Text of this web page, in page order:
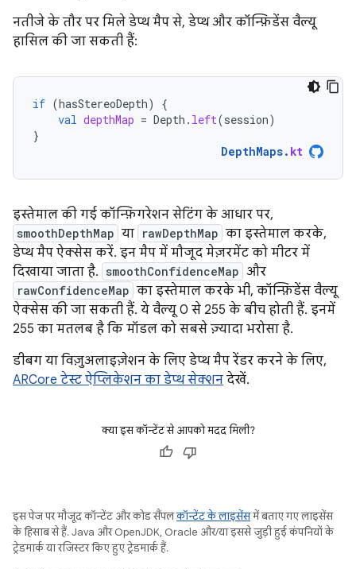
नतीजे के तौर पर मिले डेप्थ मैप से, डेप्थ और कॉन्फ़िडेंस वैल्यू
हासिल की जा सकती हैं:
if (hasStereoDepth)
{
val depthMap = Depth . left(session)
}
DepthMaps. kt
इस्तेमाल की गई कॉन्फ़िगरेशन सेटिंग के आधार पर,
smoothDepthMap या rawDepthMap का इस्तेमाल करके,
डेप्थ मैप ऐक्सेस करें. इन मैप में मौजूद मेज़रमेंट को मीटर में
दिखाया जाता है. smoothConfidenceMap और
rawConfidenceMap का इस्तेमाल करके भी, कॉन्फ़िडेंस वैल्यू
ऐक्सेस की जा सकती हैं. ये वैल्यू 0 से 255 के बीच होती हैं. इनमें
255 का मतलब है कि मॉडल को सबसे ज़्यादा भरोसा है.
डीबग या विज़ुअलाइज़ेशन के लिए डेप्थ मैप रेंडर करने के लिए,
ARCore टेस्ट ऐप्लिकेशन का डेप्थ सेक्शन देखें.
क्या इस कॉन्टेंट से आपको मदद मिली?
इस पेज पर मौजूद कॉन्टेंट और कोड सैंपलकॉन्टेंट के लाइसेंसमें बताए गए लाइसेंस
के हिसाब से हैं. Java और OpenJDK, Oracle और/या इससे जुड़ी हुई कंपनियों के
ट्रेडमार्क या रजिस्टर किए हुए ट्रेडमार्क हैं.